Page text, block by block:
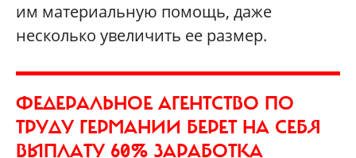
им материальную помощь, даже
несколько увеличить ее размер.
ФЕДЕРАЛЬНОЕ АГЕНТСТВО ПО
ТРУДУ ГЕРМАНИИ БЕРЕТ НА СЕБЯ
ВЫПЛАТУ 60% ЗАРАБОТКА